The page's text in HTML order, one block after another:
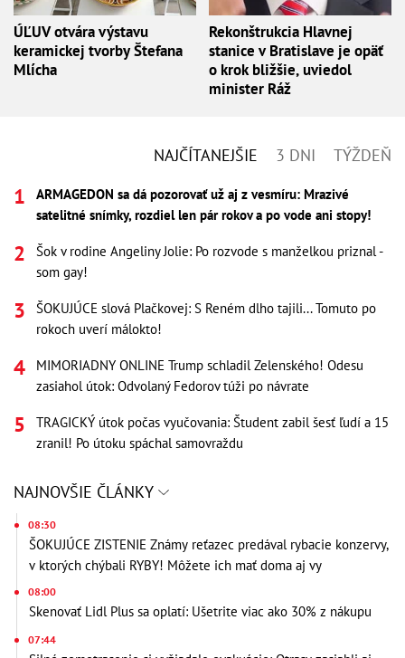
ÚĽUV otvára výstavu
keramickej tvorby Štefana
Mlícha
Rekonštrukcia Hlavnej
stanice v Bratislave je opäť
o krok bližšie, uviedol
minister Ráž
NAJČÍTANEJŠIE 3 DNI TÝŽDEŇ
ARMAGEDON sa dá pozorovať už aj z vesmíru: Mrazivé
satelitné snímky, rozdiel len pár rokov a po vode ani stopy!
Šok v rodine Angeliny Jolie: Po rozvode s manželkou priznal -
som gay!
ŠOKUJÚCE slová Plačkovej: S Reném dlho tajili... Tomuto po
rokoch uverí málokto!
MIMORIADNY ONLINE Trump schladil Zelenského! Odesu
zasiahol útok: Odvolaný Fedorov túži po návrate
TRAGICKÝ útok počas vyučovania: Študent zabil šesť ľudí a 15
zranil! Po útoku spáchal samovraždu
NAJNOVŠIE ČLÁNKY
08:30
ŠOKUJÚCE ZISTENIE Známy reťazec predával rybacie konzervy,
v ktorých chýbali RYBY! Môžete ich mať doma aj vy
08:00
Skenovať Lidl Plus sa oplatí: Ušetrite viac ako 30% z nákupu
07:44